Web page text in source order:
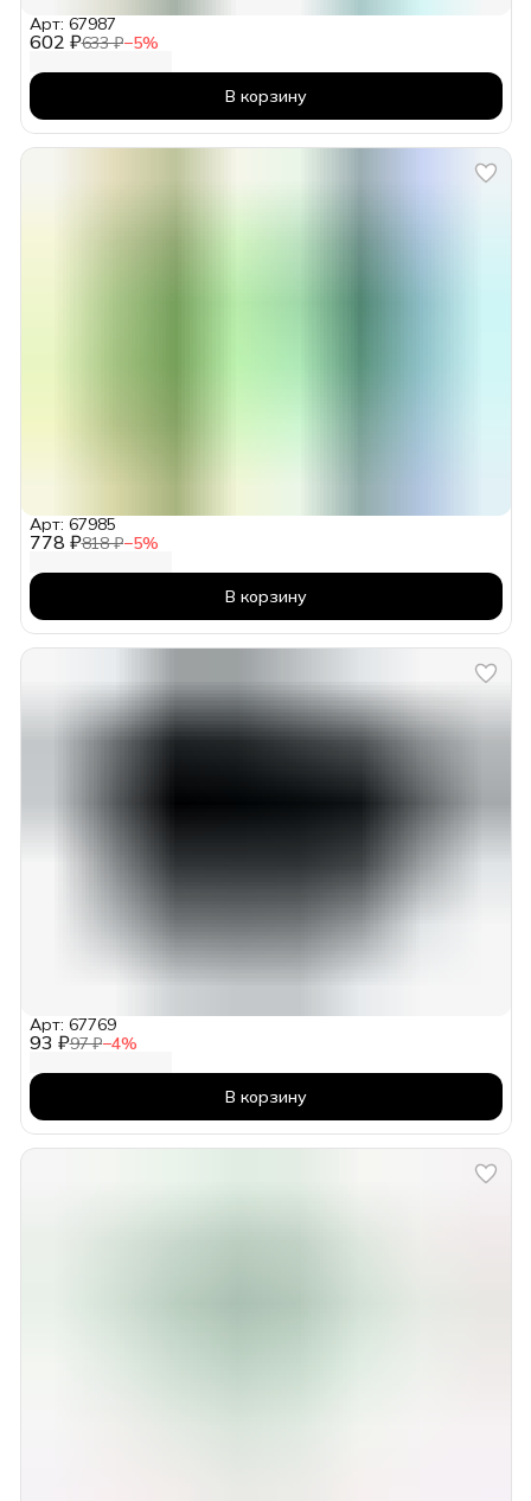
602 ₽633 ₽−5%
Арт: 67987
В корзину
778 ₽818 ₽−5%
Арт: 67985
В корзину
93 ₽97 ₽−4%
Арт: 67769
В корзину